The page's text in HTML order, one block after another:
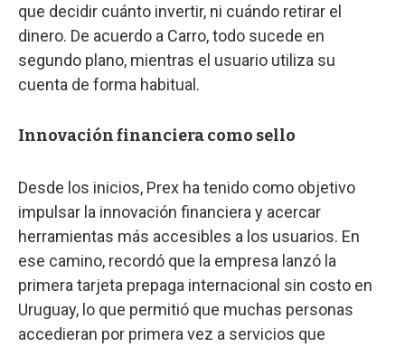
que decidir cuánto invertir, ni cuándo retirar el
dinero. De acuerdo a Carro, todo sucede en
segundo plano, mientras el usuario utiliza su
cuenta de forma habitual.
Innovación financiera como sello
Desde los inicios, Prex ha tenido como objetivo
impulsar la innovación financiera y acercar
herramientas más accesibles a los usuarios. En
ese camino, recordó que la empresa lanzó la
primera tarjeta prepaga internacional sin costo en
Uruguay, lo que permitió que muchas personas
accedieran por primera vez a servicios que